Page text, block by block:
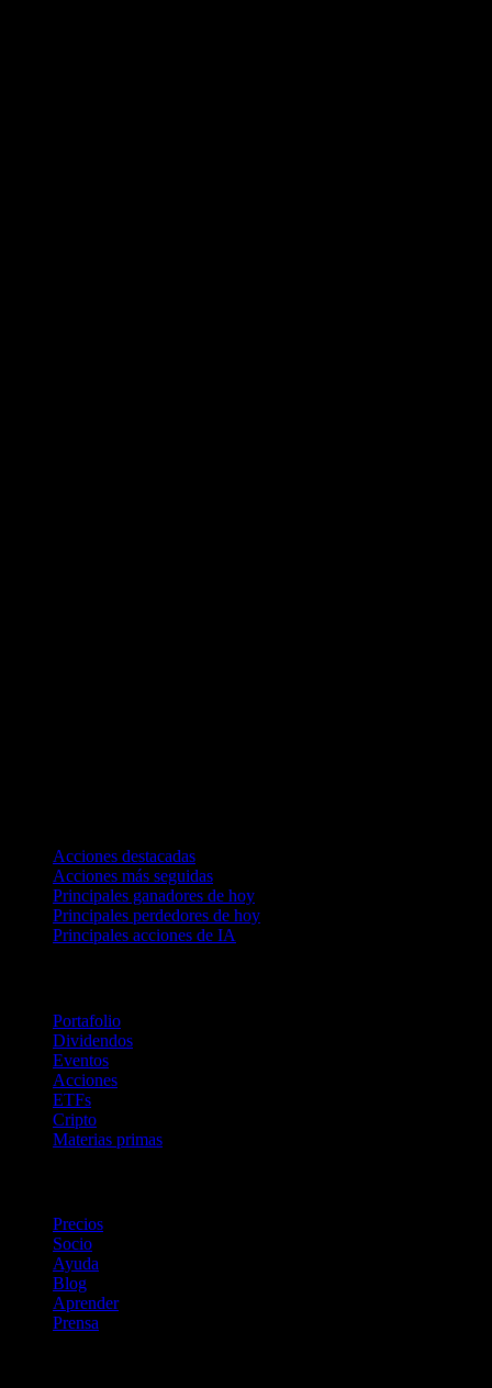
Acciones destacadas
Acciones más seguidas
Principales ganadores de hoy
Principales perdedores de hoy
Principales acciones de IA
Portafolio
Dividendos
Eventos
Acciones
ETFs
Cripto
Materias primas
Precios
Socio
Ayuda
Blog
Aprender
Prensa